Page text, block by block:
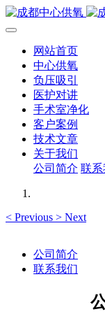
网站首页
中心供氧
负压吸引
医护对讲
手术室净化
客户案例
技术文章
关于我们
公司简介 联系
< Previous > Next
公司简介
联系我们